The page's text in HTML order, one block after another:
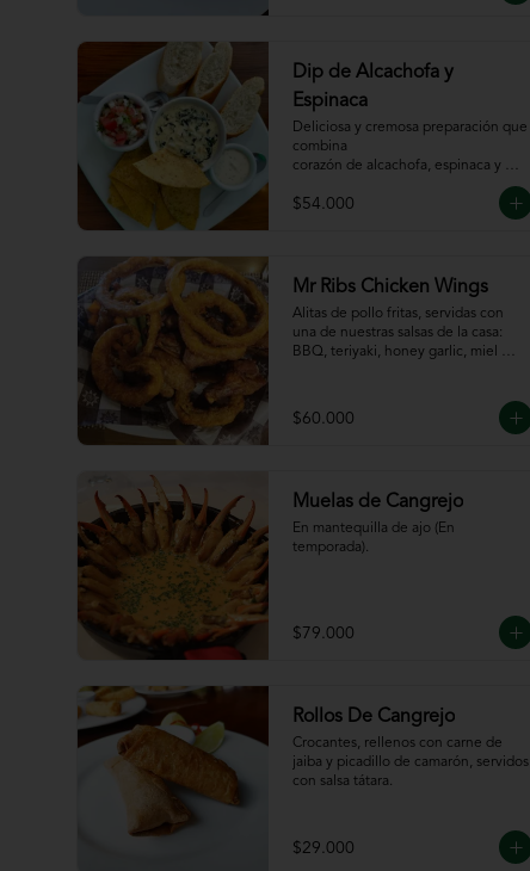
Dip de Alcachofa y
Espinaca
Deliciosa y cremosa preparación que
combina
corazón de alcachofa, espinaca y
con sour cream y pico de gallo,
$54.000
Mr Ribs Chicken Wings
Alitas de pollo fritas, servidas con
una de nuestras salsas de la casa:
BBQ, teriyaki, honey garlic, miel
$60.000
Muelas de Cangrejo
En mantequilla de ajo (En
temporada).
$79.000
Rollos De Cangrejo
Crocantes, rellenos con carne de
jaiba y picadillo de camarón, servidos
con salsa tátara.
$29.000